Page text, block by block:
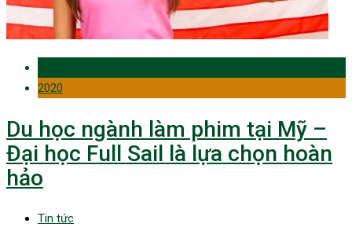
2020
Du học ngành làm phim tại Mỹ –
Đại học Full Sail là lựa chọn hoàn
hảo
Tin tức